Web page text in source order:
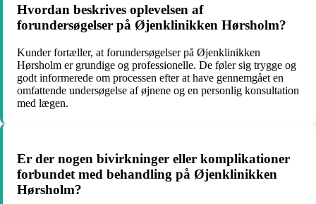
Hvordan beskrives oplevelsen af
forundersøgelser på Øjenklinikken Hørsholm?
Kunder fortæller, at forundersøgelser på Øjenklinikken
Hørsholm er grundige og professionelle. De føler sig trygge og
godt informerede om processen efter at have gennemgået en
omfattende undersøgelse af øjnene og en personlig konsultation
med lægen.
Er der nogen bivirkninger eller komplikationer
forbundet med behandling på Øjenklinikken
Hørsholm?